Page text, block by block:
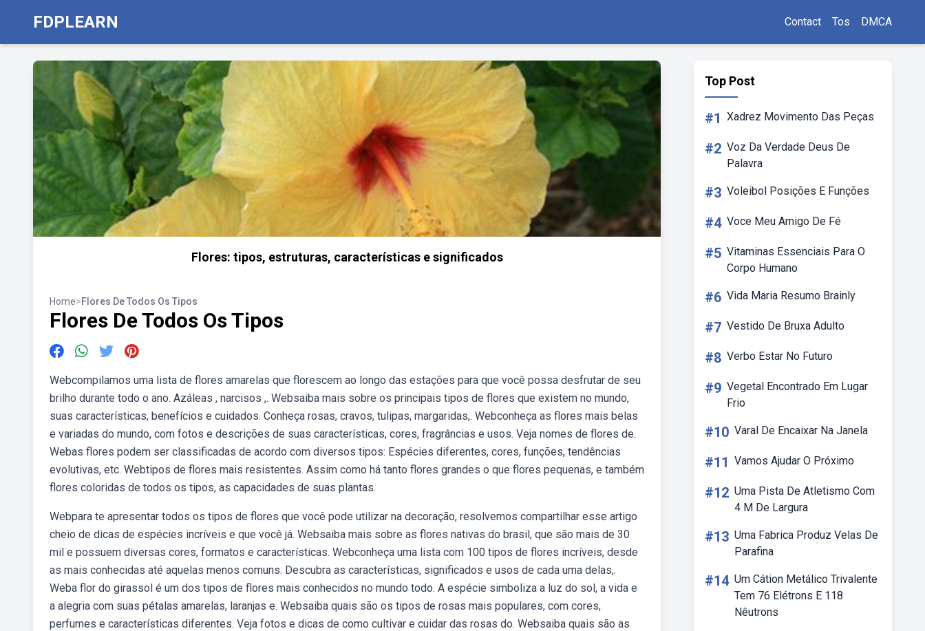
FDPLEARN Contact Tos DMCA
Flores: tipos, estruturas, características e significados
Home>Flores De Todos Os Tipos
Flores De Todos Os Tipos
Webcompilamos uma lista de flores amarelas que florescem ao longo das estações para que você possa desfrutar de seu
brilho durante todo o ano. Azáleas , narcisos ,. Websaiba mais sobre os principais tipos de flores que existem no mundo,
suas características, benefícios e cuidados. Conheça rosas, cravos, tulipas, margaridas,. Webconheça as flores mais belas
e variadas do mundo, com fotos e descrições de suas características, cores, fragrâncias e usos. Veja nomes de flores de.
Webas flores podem ser classificadas de acordo com diversos tipos: Espécies diferentes, cores, funções, tendências
evolutivas, etc. Webtipos de flores mais resistentes. Assim como há tanto flores grandes o que flores pequenas, e também
flores coloridas de todos os tipos, as capacidades de suas plantas.
Webpara te apresentar todos os tipos de flores que você pode utilizar na decoração, resolvemos compartilhar esse artigo
cheio de dicas de espécies incríveis e que você já. Websaiba mais sobre as flores nativas do brasil, que são mais de 30
mil e possuem diversas cores, formatos e características. Webconheça uma lista com 100 tipos de flores incríveis, desde
as mais conhecidas até aquelas menos comuns. Descubra as características, significados e usos de cada uma delas,.
Weba flor do girassol é um dos tipos de flores mais conhecidos no mundo todo. A espécie simboliza a luz do sol, a vida e
a alegria com suas pétalas amarelas, laranjas e. Websaiba quais são os tipos de rosas mais populares, com cores,
perfumes e características diferentes. Veja fotos e dicas de como cultivar e cuidar das rosas do. Websaiba quais são as
Top Post
#1 Xadrez Movimento Das Peças
#2 Voz Da Verdade Deus De
Palavra
#3 Voleibol Posições E Funções
#4 Voce Meu Amigo De Fé
#5 Vitaminas Essenciais Para O
Corpo Humano
#6 Vida Maria Resumo Brainly
#7 Vestido De Bruxa Adulto
#8 Verbo Estar No Futuro
#9 Vegetal Encontrado Em Lugar
Frio
#10 Varal De Encaixar Na Janela
#11 Vamos Ajudar O Próximo
#12 Uma Pista De Atletismo Com
4 M De Largura
#13 Uma Fabrica Produz Velas De
Parafina
#14 Um Cátion Metálico Trivalente
Tem 76 Elétrons E 118
Nêutrons